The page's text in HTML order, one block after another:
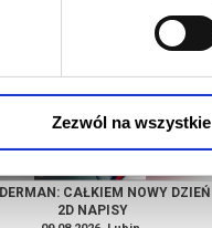
Zezwól na wszystkie
CAŁKIEM NOWY DZIEŃ
2D NAPISY